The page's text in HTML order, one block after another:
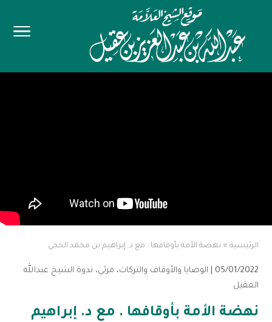
الرئيسية » نهضة الأمة بأوقافها . مع د. إبراهيم بن محمد الحجي
05/01/2022 | الوصايا والأوقاف والتركات، مرئي، ندوة الشيخ عبدالله
العقيل
نهضة الأمة بأوقافها . مع د. إبراهيم